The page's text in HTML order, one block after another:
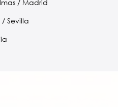
/ Madrid
Sevilla